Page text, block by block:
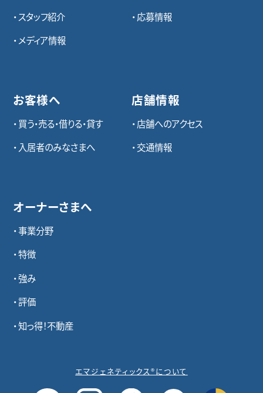
スタッフ紹介
メディア情報
お客様へ
買う・売る・借りる・貸す
入居者のみなさまへ
オーナーさまへ
事業分野
特徴
強み
評価
知っ得！不動産
応募情報
店舗情報
店舗へのアクセス
交通情報
エマジェネティックス®について